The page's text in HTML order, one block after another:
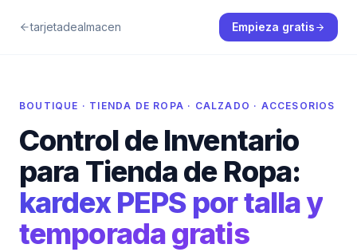
tarjetadealmacen Empieza gratis
BOUTIQUE · TIENDA DE ROPA · CALZADO · ACCESORIOS
Control de Inventario
para Tienda de Ropa:
kardex PEPS por talla y
temporada gratis